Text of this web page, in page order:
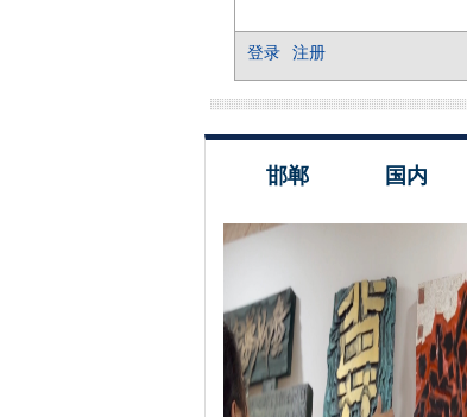
邯郸 国内